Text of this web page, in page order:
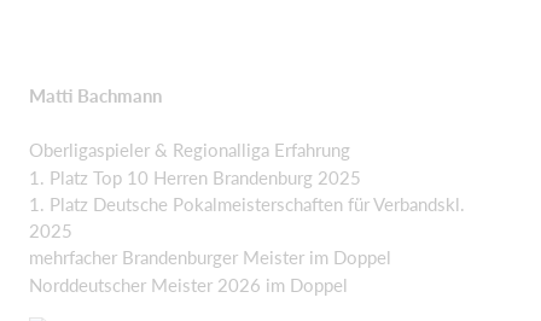
Matti Bachmann
Oberligaspieler & Regionalliga Erfahrung
1. Platz Top 10 Herren Brandenburg 2025
1. Platz Deutsche Pokalmeisterschaften für Verbandskl.
2025
mehrfacher Brandenburger Meister im Doppel
Norddeutscher Meister 2026 im Doppel